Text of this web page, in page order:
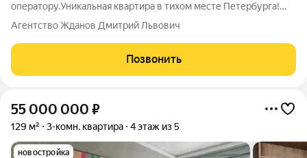
оператору.Уникальная квартира в тихом месте Петербурга!
Выборгский район один из тихих и зеленых районов. Дом
расположен в пешей доступности от метро, недалеко
находится железнодорожная станция (для тех кто
Агентство Жданов Дмитрий Львович
Позвонить
55 000 000 ₽
129 м² 3-комн. квартира 4 этаж из 5
новостройка